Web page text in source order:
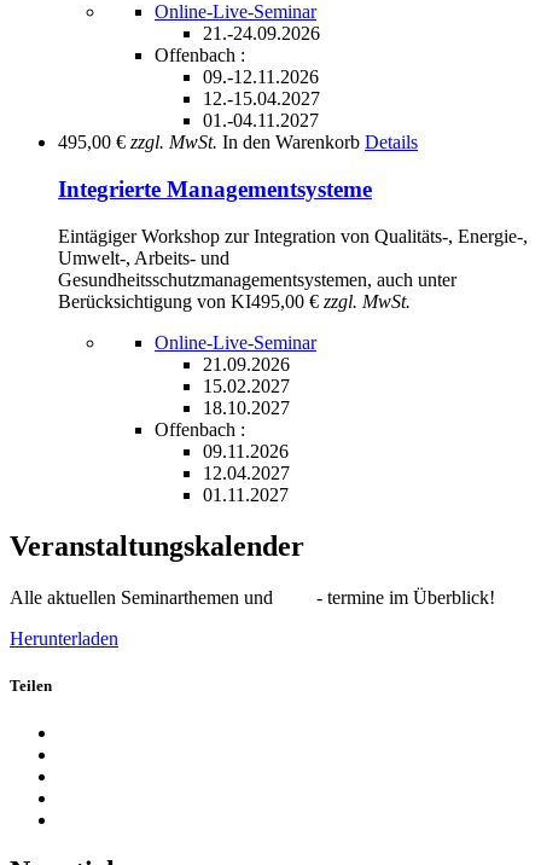
Online-Live-Seminar
21.-24.09.2026
Offenbach :
09.-12.11.2026
12.-15.04.2027
01.-04.11.2027
495,00 € zzgl. MwSt. In den Warenkorb Details
Integrierte Managementsysteme
Eintägiger Workshop zur Integration von Qualitäts-, Energie-,
Umwelt-, Arbeits- und
Gesundheitsschutzmanagementsystemen, auch unter
Berücksichtigung von KI495,00 € zzgl. MwSt.
Online-Live-Seminar
21.09.2026
15.02.2027
18.10.2027
Offenbach :
09.11.2026
12.04.2027
01.11.2027
Veranstaltungskalender
Alle aktuellen Seminarthemen und - termine im Überblick!
Herunterladen
Teilen